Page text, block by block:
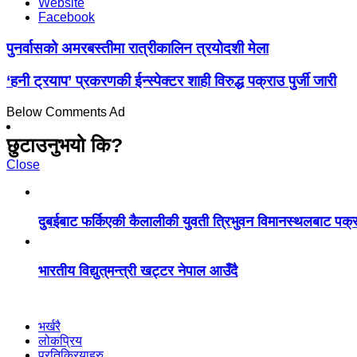
Website
Facebook
पुनर्वासको अमरबस्तीमा रात्रीकालिन त्रयोदशी मेला
‘हनी ट्रयाप’ प्रकरणकी ईन्स्पेक्टर शाही विरुद्ध पक्राउ पुर्जी जारी
Below Comments Ad
छुटाउनुभयो कि?
Close
दुबईबाट फर्किएकी कैलालीकी युवती त्रिभुवन विमानस्थलबाट
भारतीय विद्युत्‌मन्त्री खट्टर नेपाल आउँदै
भर्खरै
लोकप्रिय